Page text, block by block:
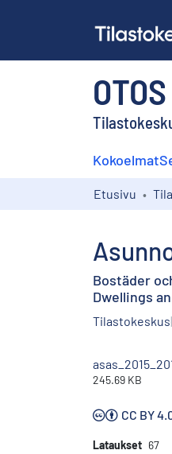
OTOS
Kokoelmat
Etusivu
Bostäder
Dwellings
Tilastokeskus
245.69 KB
CC BY
Lataukset 67